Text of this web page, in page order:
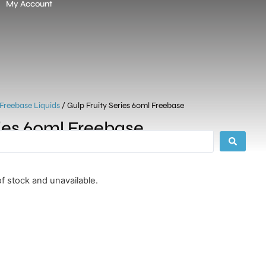
My Account
Liquids/ Gulp Fruity Series 60ml Freebase
60ml Freebase
stock and unavailable.